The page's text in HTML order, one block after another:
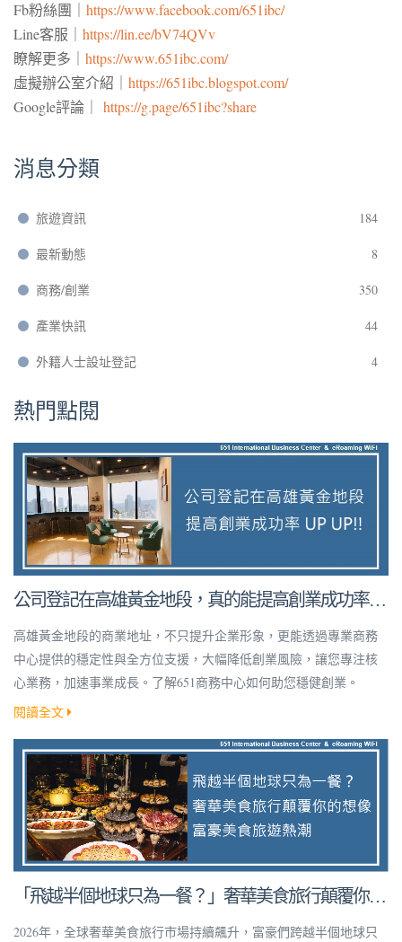
Fb粉絲團｜ https://www.facebook.com/651ibc/
Line客服｜ https://lin.ee/bV74QVv
瞭解更多｜ https://www.651ibc.com/
虛擬辦公室介紹｜ https://651ibc.blogspot.com/
Google評論｜
https://g.page/651ibc?share
消息分類
旅遊資訊 184
最新動態 8
商務/創業 350
產業快訊 44
外籍人士設址登記 4
熱門點閱
公司登記在高雄黃金地段，真的能提高創業成功率
嗎？
高雄黃金地段的商業地址，不只提升企業形象，更能透過專業商務
中心提供的穩定性與全方位支援，大幅降低創業風險，讓您專注核
心業務，加速事業成長。了解651商務中心如何助您穩健創業。
閱讀全文
「飛越半個地球只為一餐？」奢華美食旅行顛覆你的
想像！
2026年，全球奢華美食旅行市場持續飆升，富豪們跨越半個地球只